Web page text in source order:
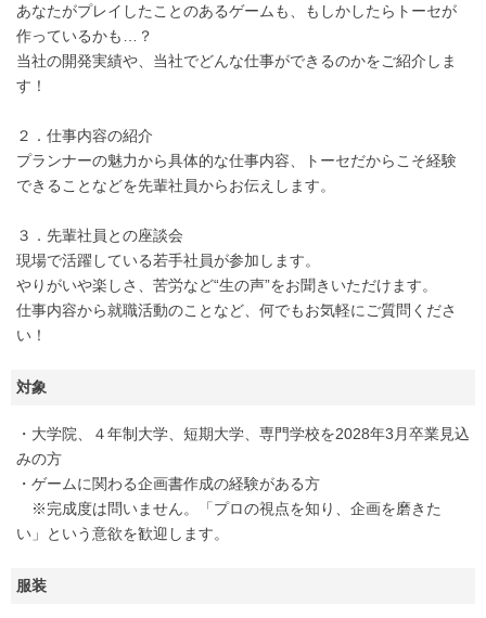
あなたがプレイしたことのあるゲームも、もしかしたらトーセが
作っているかも…？
当社の開発実績や、当社でどんな仕事ができるのかをご紹介しま
す！
２．仕事内容の紹介
プランナーの魅力から具体的な仕事内容、トーセだからこそ経験
できることなどを先輩社員からお伝えします。
３．先輩社員との座談会
現場で活躍している若手社員が参加します。
やりがいや楽しさ、苦労など“生の声”をお聞きいただけます。
仕事内容から就職活動のことなど、何でもお気軽にご質問くださ
い！
対象
・大学院、４年制大学、短期大学、専門学校を2028年3月卒業見込
みの方
・ゲームに関わる企画書作成の経験がある方
※完成度は問いません。「プロの視点を知り、企画を磨きた
い」という意欲を歓迎します。
服装